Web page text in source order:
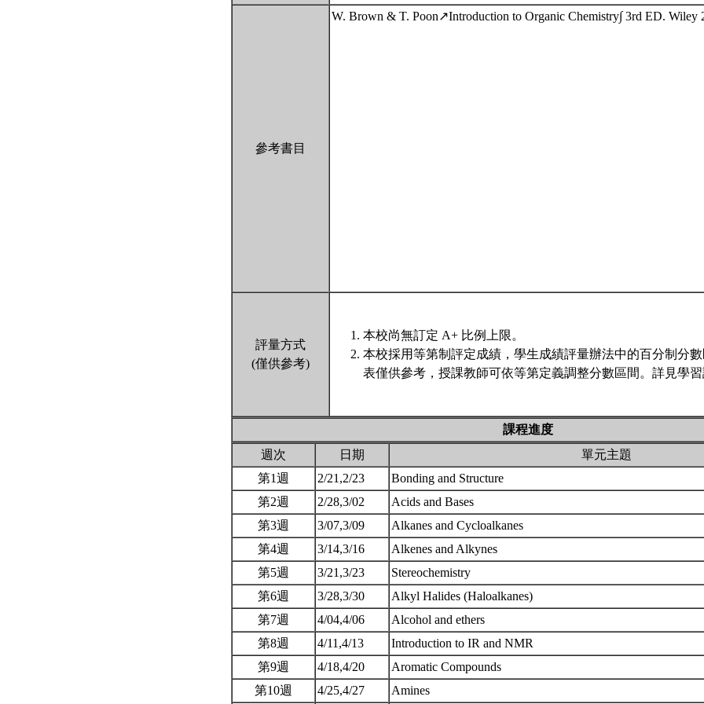
參考書目
W. Brown & T. Poon↗Introduction to Organic Chemistry∫ 3rd ED. Wiley
評量方式
(僅供參考)
本校尚無訂定 A+ 比例上限。
本校採用等第制評定成績，學生成績評量辦法中的百分制分
表僅供參考，授課教師可依等第定義調整分數區間。詳見學
課程進度
週次
日期
單元主題
第1週
2/21,2/23
Bonding and Structure
第2週
2/28,3/02
Acids and Bases
第3週
3/07,3/09
Alkanes and Cycloalkanes
第4週
3/14,3/16
Alkenes and Alkynes
第5週
3/21,3/23
Stereochemistry
第6週
3/28,3/30
Alkyl Halides (Haloalkanes)
第7週
4/04,4/06
Alcohol and ethers
第8週
4/11,4/13
Introduction to IR and NMR
第9週
4/18,4/20
Aromatic Compounds
第10週
4/25,4/27 Amines